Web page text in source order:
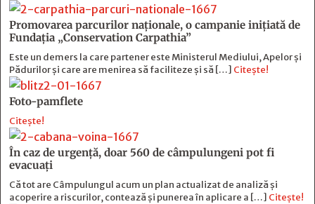
Promovarea parcurilor naționale, o campanie inițiată de
Fundația „Conservation Carpathia”
Este un demers la care partener este Ministerul Mediului, Apelor și
Pădurilor și care are menirea să faciliteze și să […] Citește!
Foto-pamflete
Citește!
În caz de urgență, doar 560 de câmpulungeni pot fi
evacuați
Că tot are Câmpulungul acum un plan actualizat de analiză și
acoperire a riscurilor, contează și punerea în aplicare a […] Citește!